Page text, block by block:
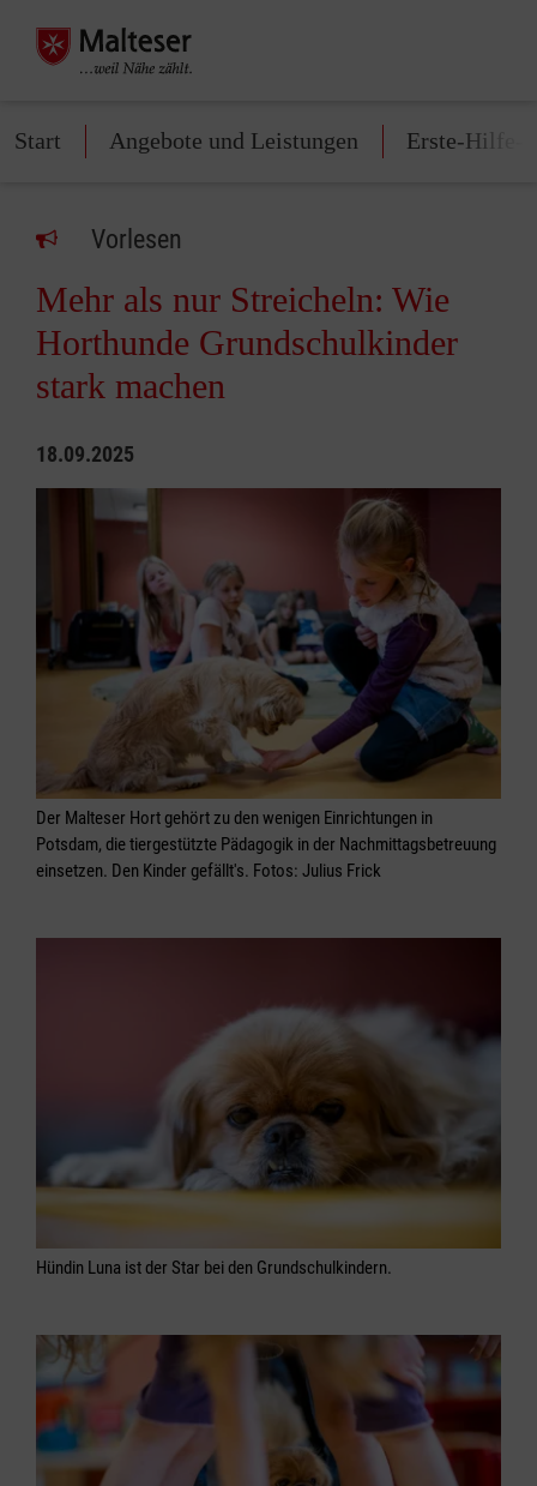
Start Angebote und Leistungen Erste-Hilfe-
Vorlesen
Mehr als nur Streicheln: Wie
Horthunde Grundschulkinder
stark machen
18.09.2025
Der Malteser Hort gehört zu den wenigen Einrichtungen in
Potsdam, die tiergestützte Pädagogik in der Nachmittagsbetreuung
einsetzen. Den Kinder gefällt's. Fotos: Julius Frick
Hündin Luna ist der Star bei den Grundschulkindern.